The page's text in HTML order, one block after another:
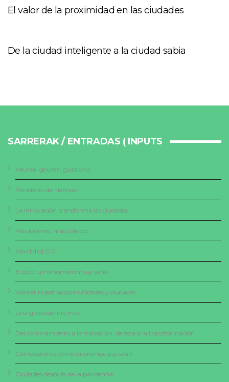
El valor de la proximidad en las ciudades
De la ciudad inteligente a la ciudad sabia
SARRERAK / ENTRADAS ( INPUTS
Neurea, geurea, guztiona
Ministerio del tiempo
La innovación transforma las ciudades
Más jóvenes, más talento
Movilidad 0.0
El ocio, un fenómeno muy serio
Valorar nuestras comunidades y ciudades
Una globaldemia más
Del confinamiento a la transición, de ésta a la transformación
Cómo serán o cómo queremos que sean
Ciudades después de la pandemia